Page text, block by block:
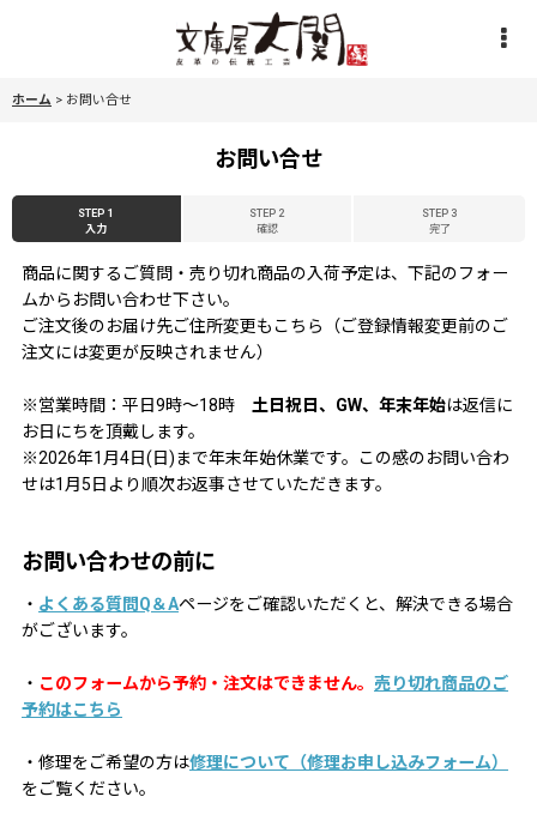
ホーム > お問い合せ
お問い合せ
STEP 1
入力
STEP 2
確認
STEP 3
完了
商品に関するご質問・売り切れ商品の入荷予定は、下記のフォー
ムからお問い合わせ下さい。
ご注文後のお届け先ご住所変更もこちら（ご登録情報変更前のご
注文には変更が反映されません）
※営業時間：平日9時〜18時 土日祝日、GW、年末年始は返信に
お日にちを頂戴します。
※2026年1月4日(日)まで年末年始休業です。この感のお問い合わ
せは1月5日より順次お返事させていただきます。
お問い合わせの前に
・ よくある質問Q＆Aページをご確認いただくと、解決できる場合
がございます。
・ このフォームから予約・注文はできません。 売り切れ商品のご
予約はこちら
・修理をご希望の方は修理について（修理お申し込みフォーム）
をご覧ください。